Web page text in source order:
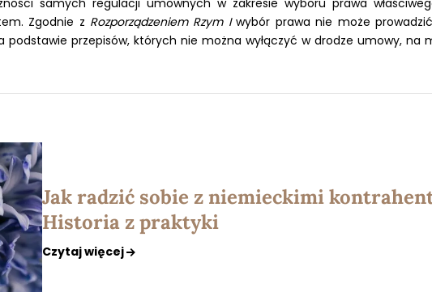
Zgodnie z Rozporządzeniem Rzym Iwybór prawa nie może
przepisów, których nie można wyłączyć w drodze umowy, na
Jak radzić sobie z niemieckimi
Historia z praktyki
Czytaj więcej